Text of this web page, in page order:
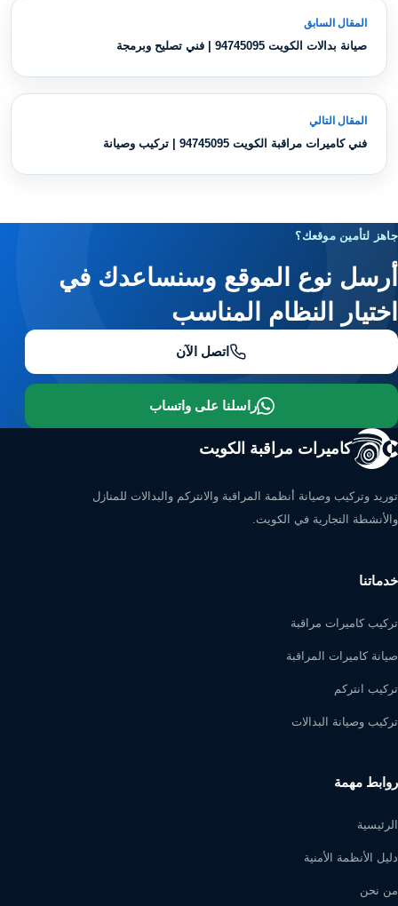
تصفّح المقالات
المقال السابق
صيانة بدالات الكويت 94745095 | فني تصليح وبرمجة
المقال التالي
فني كاميرات مراقبة الكويت 94745095 | تركيب وصيانة
جاهز لتأمين موقعك؟
أرسل نوع الموقع وسنساعدك في
اختيار النظام المناسب
اتصل الآن
راسلنا على واتساب
كاميرات مراقبة الكويت
توريد وتركيب وصيانة أنظمة المراقبة والانتركم والبدالات للمنازل
والأنشطة التجارية في الكويت.
خدماتنا
تركيب كاميرات مراقبة
صيانة كاميرات المراقبة
تركيب انتركم
تركيب وصيانة البدالات
روابط مهمة
الرئيسية
دليل الأنظمة الأمنية
من نحن